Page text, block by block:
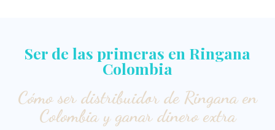
Ser de las primeras en Ringana
Colombia
Cómo ser distribuidor de Ringana en
Colombia y ganar dinero extra